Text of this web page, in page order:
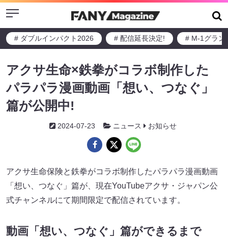
Menu
# ダブルインパクト2026 # 配信延長決定! # M-1グラン
アクサ生命×鉄拳がコラボ制作した
パラパラ漫画動画「想い、つなぐ」
篇が公開中!
2024-07-23 ニュース お知らせ
アクサ生命保険と鉄拳がコラボ制作したパラパラ漫画動画
「想い、つなぐ」篇が、現在YouTubeアクサ・ジャパン公
式チャンネルにて期間限定で配信されています。
動画「想い、つなぐ」篇ができるまで